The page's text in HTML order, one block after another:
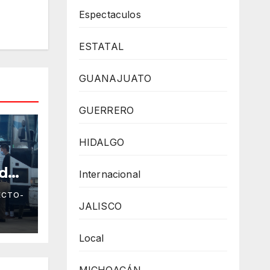
Espectaculos
ESTATAL
GUANAJUATO
GUERRERO
HIDALGO
Internacional
JALISCO
Local